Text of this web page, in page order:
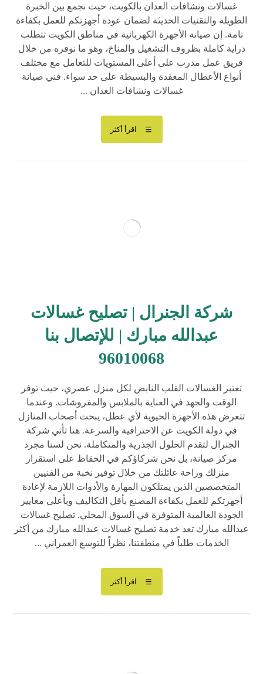
غسالات ونشافات العدان بالكويت، حيث نجمع بين الخبرة
الطويلة والتقنيات الحديثة لضمان عودة أجهزتكم للعمل بكفاءة
تامة. إن صيانة الأجهزة الكهربائية في مناطق الكويت تتطلب
دراية كاملة بظروف التشغيل والمناخ، وهو ما نوفره من خلال
فريق عمل مدرب على أعلى المستويات للتعامل مع مختلف
أنواع الأعطال المعقدة والبسيطة على حد سواء. فني صيانة
غسالات ونشافات العدان ...
اقرأ أكثر
شركة الجنرال | تصليح غسالات
عبدالله مبارك | للإتصال بنا
96010068
تعتبر الغسالات القلب النابض لكل منزل عصري، حيث توفر
الوقت والجهد في العناية بالملابس والمفروشات. وعندما
تتعرض هذه الأجهزة الحيوية لأي عطل، يبحث أصحاب المنازل
في دولة الكويت عن الاحترافية والسرعة. هنا تأتي شركة
الجنرال لتقدم الحلول الجذرية والمتكاملة. نحن لسنا مجرد
مركز صيانة، بل نحن شركاؤكم في الحفاظ على استقرار
منزلك وراحة عائلتك من خلال توفير نخبة من الفنيين
المتخصصين الذين يمتلكون المهارة والأدوات اللازمة لإعادة
أجهزتكم للعمل بكفاءة المصنع بأقل التكاليف وبأعلى معايير
الجودة العالمية المتوفرة في السوق المحلي. تصليح غسالات
عبدالله مبارك تعد خدمة تصليح غسالات عبدالله مبارك من أكثر
الخدمات طلباً في منطقتنا، نظراً للتوسع العمراني ...
اقرأ أكثر